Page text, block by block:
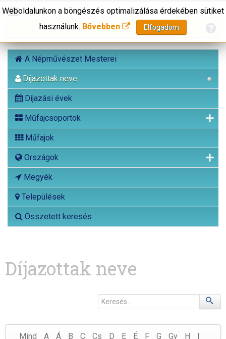
A Népművészet Mesterei
Díjazottak neve
Díjazási évek
Műfajcsoportok
Műfajok
Országok
Megyék
Települések
Összetett keresés
Weboldalunkon a böngészés optimalizálása érdekében sütiket
használunk. Bővebben Elfogadom
Díjazottak neve
Mind A Á B C Cs D E É F G Gy H